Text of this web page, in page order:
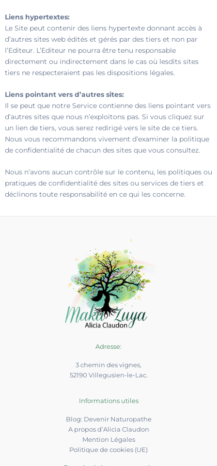
Liens hypertextes:
Le Site peut contenir des liens hypertexte donnant accès à
d’autres sites web édités et gérés par des tiers et non par
l’Editeur. L’Editeur ne pourra être tenu responsable
directement ou indirectement dans le cas où lesdits sites
tiers ne respecteraient pas les dispositions légales.
Liens pointant vers d’autres sites:
Il se peut que notre Service contienne des liens pointant vers
d’autres sites que nous n’exploitons pas. Si vous cliquez sur
un lien de tiers, vous serez redirigé vers le site de ce tiers.
Nous vous recommandons vivement d’examiner la politique
de confidentialité de chacun des sites que vous consultez.
Nous n’avons aucun contrôle sur le contenu, les politiques ou
pratiques de confidentialité des sites ou services de tiers et
déclinons toute responsabilité en ce qui les concerne.
Adresse:
3 chemin des vignes,
52190 Villegusien-le-Lac.
Informations utiles
Blog: Devenir Naturopathe
A propos d’Alicia Claudon
Mention Légales
Politique de cookies (UE)